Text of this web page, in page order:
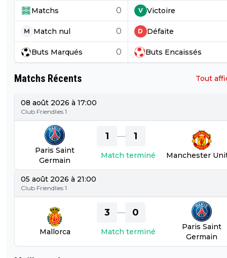
Matchs 0 V Victoire
M Match nul 0 D Défaite
Buts Marqués 0 Buts Encaissés
Matchs Récents Tout
08 août 2026 à 17:00
Club Friendlies 1
Paris Saint
Germain
1 — 1
Match terminé Manchester
05 août 2026 à 21:00
Club Friendlies 1
Mallorca
3 — 0
Match terminé
Paris Saint
Germain